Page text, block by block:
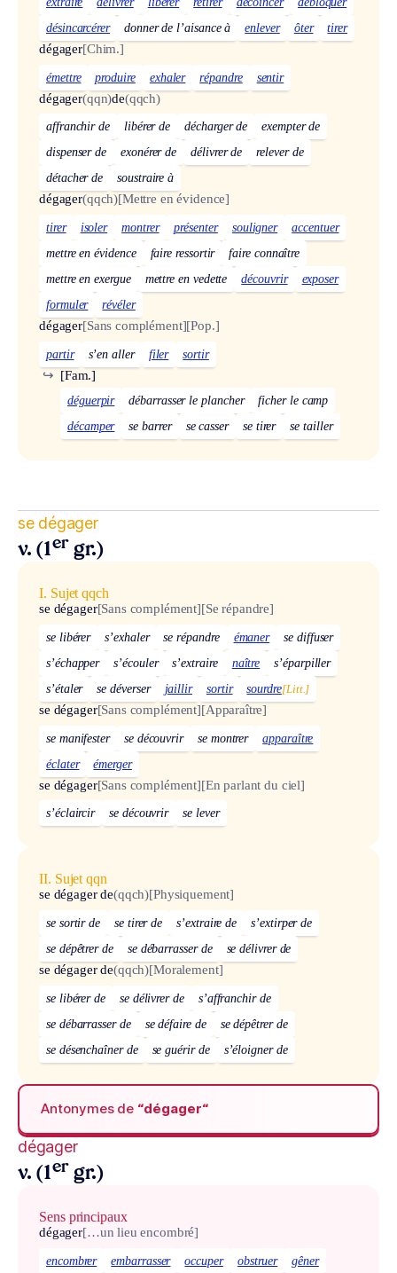
désincarcérer
donner de l’aisance à enlever ôter tirer
dégager[Chim.]
émettre produire exhaler répandre sentir
dégager(qqn)de(qqch)
affranchir de libérer de décharger de
exempter de
dispenser de
exonérer de délivrer de
relever de
détacher de
soustraire à
dégager(qqch)[Mettre en évidence]
tirer isoler montrer présenter souligner
accentuer
mettre en évidence
faire ressortir
faire connaître
mettre en exergue
mettre en vedette découvrir
exposer
formuler
révéler
dégager[Sans complément][Pop.]
partir s’en aller filer sortir
[Fam.]
↪
déguerpir débarrasser le plancher
ficher le camp
décamper
se barrer se casser se tirer se tailler
se dégager
v. (1er gr.)
I. Sujet qqch
se dégager[Sans complément][Se répandre]
se libérer s’exhaler se répandre émaner
se diffuser
s’échapper
s’écouler s’extraire naître
s’éparpiller
s’étaler
se déverser jaillir sortir sourdre[Litt.]
se dégager[Sans complément][Apparaître]
se manifester se découvrir se montrer
apparaître
éclater
émerger
se dégager[Sans complément][En parlant du ciel]
s’éclaircir se découvrir se lever
II. Sujet qqn
se dégager de(qqch)[Physiquement]
se sortir de se tirer de s’extraire de
s’extirper de
se dépêtrer de
se débarrasser de se délivrer de
se dégager de(qqch)[Moralement]
se libérer de se délivrer de
s’affranchir de
se débarrasser de
se défaire de
se dépêtrer de
se désenchaîner de
se guérir de s’éloigner de
Antonymes de “dégager“
dégager
v. (1er gr.)
Sens principaux
dégager[…un lieu encombré]
encombrer embarrasser occuper obstruer
gêner